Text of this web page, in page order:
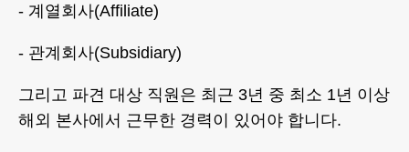
- 계열회사(Affiliate)
- 관계회사(Subsidiary)
그리고 파견 대상 직원은 최근 3년 중 최소 1년 이상
해외 본사에서 근무한 경력이 있어야 합니다.